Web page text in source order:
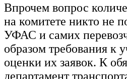
Впрочем вопрос
на комитете никто не
УФАС и самих
образом требования к
оценки их заявок. К
департамент